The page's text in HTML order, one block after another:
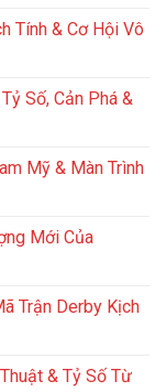
Tính & Cơ Hội Vô
Số, Cản Phá &
Mỹ & Màn Trình
Mới Của
Trận Derby Kịch
& Tỷ Số Từ